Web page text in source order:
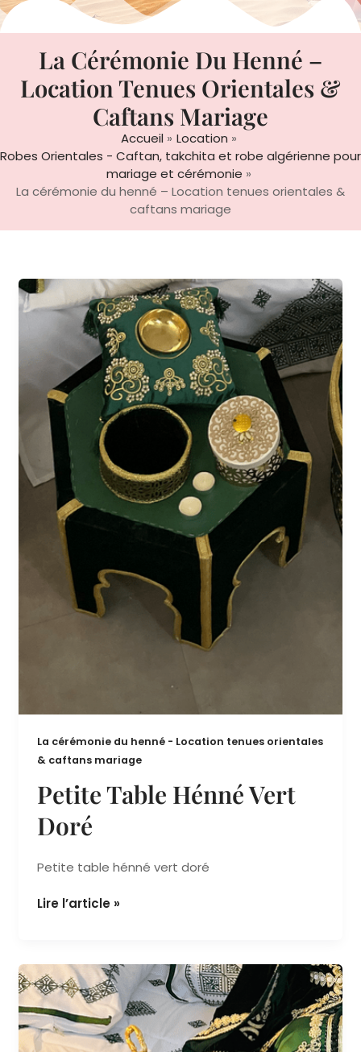
La Cérémonie Du Henné –
Location Tenues Orientales &
Caftans Mariage
Accueil
Location
Robes Orientales - Caftan, takchita et robe algérienne pour
mariage et cérémonie
& caftans mariage
Petite Table Hénné Vert
Doré
Petite table hénné vert doré
hénné
doré
Magnifique
Dattier
doré